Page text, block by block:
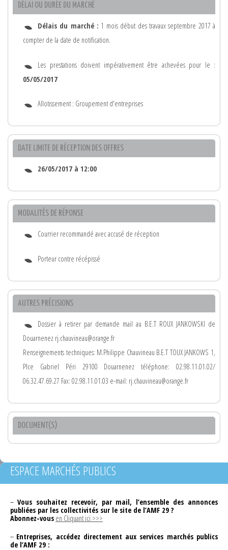
DÉLAI OU DURÉE DU MARCHÉ
Délais du marché : 1 mois début des travaux septembre 2017 à
compter de la date de notification.
Les prestations doivent impérativement être achevées pour le :
05/05/2017
Allotissement : Groupement d'entreprises
DATE LIMITE DE RÉCEPTION DES OFFRES
26/05/2017 à 12:00
MODALITÉS DE RÉPONSE
Courrier recommandé avec accusé de réception
Porteur contre récépissé
AUTRES PRÉCISIONS
Dossier à retirer par demande mail au B.E.T ROUX JANKOWSKI de
Douarnenez rj.chauvineau@orange.fr
Renseignements techniques: M.Philippe Chauvineau B.E.T TOUX JANKOWS 1,
Plce Gabriel Péri 29100 Douarnenez téléphone: 02.98.11.01.02/
06.32.47.69.27 Fax: 02.98.11.01.03 e-mail: rj.chauvineau@orange.fr
DOCUMENT(S)
ESPACE MARCHÉS PUBLICS
– Vous souhaitez recevoir, par mail, l’ensemble des annonces
publiées par les collectivités sur le site de l’AMF 29 ?
Abonnez-vous en Cliquant ici >>>
– Entreprises, accédez directement aux services marchés publics
de l’AMF 29 :